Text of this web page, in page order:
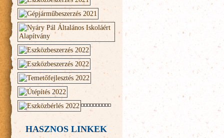
HASZNOS LINKEK